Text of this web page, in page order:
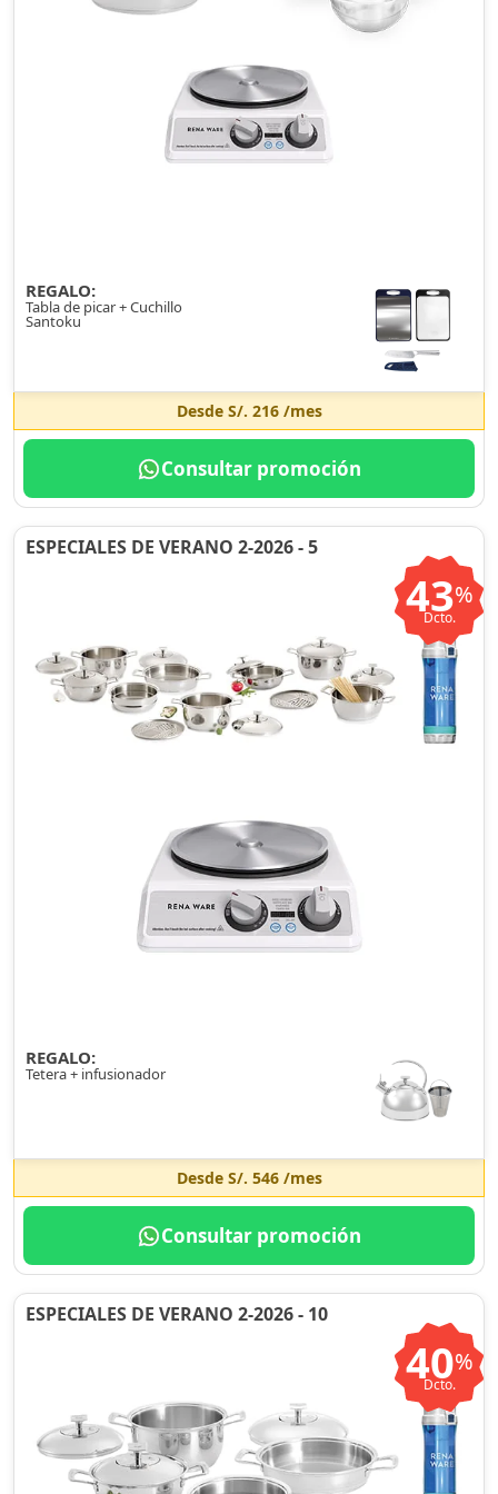
REGALO:
Tabla de picar + Cuchillo
Santoku
Desde S/. 216/mes
Consultar promoción
ESPECIALES DE VERANO 2-2026 - 5
43%
Dcto.
REGALO:
Tetera + infusionador
Desde S/. 546/mes
Consultar promoción
ESPECIALES DE VERANO 2-2026 - 10
40%
Dcto.